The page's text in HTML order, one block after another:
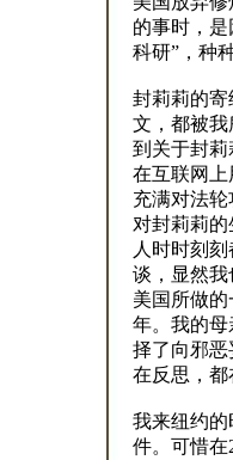
的事时，是
科研”，种
封莉莉的
文，都被我
到关于封莉
在互联网
充满对法
对封莉莉
人时时刻
谈，显然
美国所做
年。我的
择了向邪
在反思，
我来纽约
件。可惜在